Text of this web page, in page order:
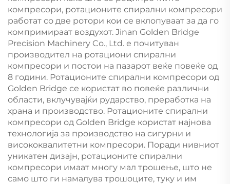
компресори, ротационите спирални компресори
работат со две ротори кои се вклопуваат за да го
компримираат воздухот. Jinan Golden Bridge
Precision Machinery Co., Ltd. е почитуван
производител на ротациони спирални
компресори и постои на пазарот веќе повеќе од
8 години. Ротационите спирални компресори од
Golden Bridge се користат во повеќе различни
области, вклучувајќи рударство, преработка на
храна и производство. Ротационите спирални
компресори од Golden Bridge користат најнова
технологија за производство на сигурни и
висококвалитетни компресори. Поради нивниот
уникатен дизајн, ротационите спирални
компресори имаат многу мал трошење, што не
само што ги намалува трошоците, туку и им